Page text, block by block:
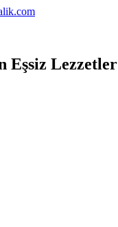
Eşsiz Lezzetler